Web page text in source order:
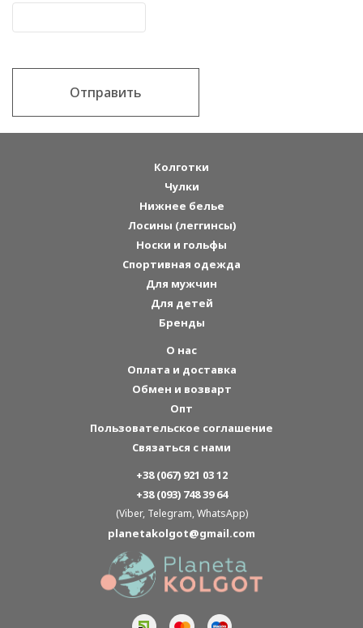
Отправить
Колготки
Чулки
Нижнее белье
Лосины (леггинсы)
Носки и гольфы
Спортивная одежда
Для мужчин
Для детей
Бренды
О нас
Оплата и доставка
Обмен и возварт
Опт
Пользовательское соглашение
Связаться с нами
+38 (067) 921 03 12
+38 (093) 748 39 64
(Viber, Telegram, WhatsApp)
planetakolgot@gmail.com